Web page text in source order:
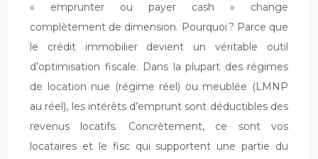
« emprunter ou payer cash » change
complètement de dimension. Pourquoi ? Parce que
le crédit immobilier devient un véritable outil
d’optimisation fiscale. Dans la plupart des régimes
de location nue (régime réel) ou meublée (LMNP
au réel), les intérêts d’emprunt sont déductibles des
revenus locatifs. Concrètement, ce sont vos
locataires et le fisc qui supportent une partie du